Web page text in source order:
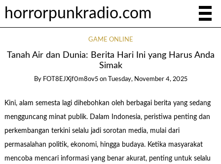
horrorpunkradio.com
GAME ONLINE
Tanah Air dan Dunia: Berita Hari Ini yang Harus Anda
Simak
By FOT8EJXjf0m8ov5 on Tuesday, November 4, 2025
Kini, alam semesta lagi dihebohkan oleh berbagai berita yang sedang
mengguncang minat publik. Dalam Indonesia, peristiwa penting dan
perkembangan terkini selalu jadi sorotan media, mulai dari
permasalahan politik, ekonomi, hingga budaya. Ketika masyarakat
mencoba mencari informasi yang benar akurat, penting untuk selalu